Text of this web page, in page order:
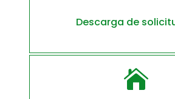
Descarga de
